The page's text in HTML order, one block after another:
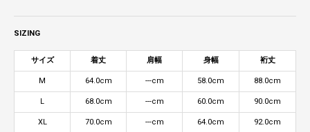
SIZING
サイズ 着丈 肩幅 身幅 裄丈
M 64.0cm ---cm 58.0cm 88.0cm
L 68.0cm ---cm 60.0cm 90.0cm
XL 70.0cm ---cm 64.0cm 92.0cm